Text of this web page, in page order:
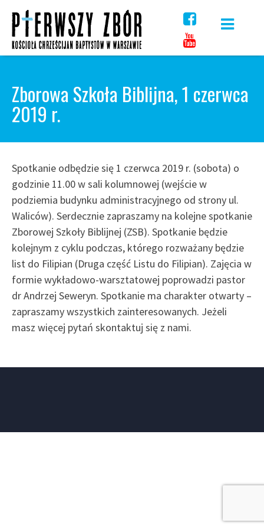
content
Zborowa Szkoła Biblijna, 1 czerwca
2019 r.
Spotkanie odbędzie się 1 czerwca 2019 r. (sobota) o
godzinie 11.00 w sali kolumnowej (wejście w
podziemia budynku administracyjnego od strony ul.
Waliców). Serdecznie zapraszamy na kolejne spotkanie
Zborowej Szkoły Biblijnej (ZSB). Spotkanie będzie
kolejnym z cyklu podczas, którego rozważany będzie
list do Filipian (Druga część Listu do Filipian). Zajęcia w
formie wykładowo-warsztatowej poprowadzi pastor
dr Andrzej Seweryn. Spotkanie ma charakter otwarty –
zapraszamy wszystkich zainteresowanych. Jeżeli
masz więcej pytań skontaktuj się z nami.